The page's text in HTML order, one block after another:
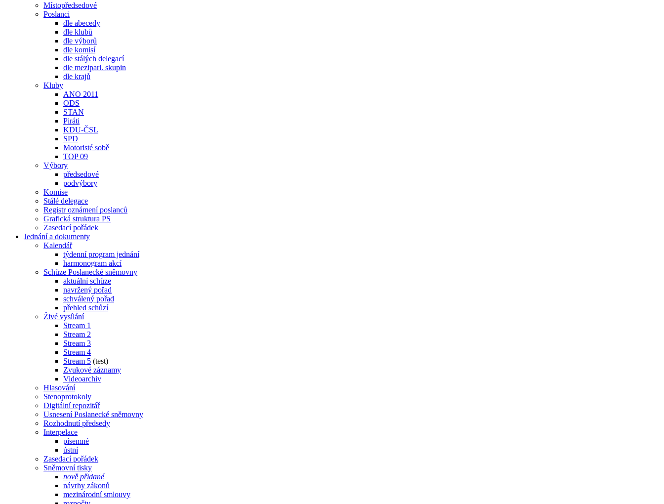
Místopředsedové
Poslanci
dle abecedy
dle klubů
dle výborů
dle komisí
dle stálých delegací
dle meziparl. skupin
dle krajů
Kluby
ANO 2011
ODS
STAN
Piráti
KDU-ČSL
SPD
Motoristé sobě
TOP 09
Výbory
předsedové
podvýbory
Komise
Stálé delegace
Registr oznámení poslanců
Grafická struktura PS
Zasedací pořádek
Jednání a dokumenty
Kalendář
týdenní program jednání
harmonogram akcí
Schůze Poslanecké sněmovny
aktuální schůze
navržený pořad
schválený pořad
přehled schůzí
Živé vysílání
Stream 1
Stream 2
Stream 3
Stream 4
Stream 5 (test)
Zvukové záznamy
Videoarchiv
Hlasování
Stenoprotokoly
Digitální repozitář
Usnesení Poslanecké sněmovny
Rozhodnutí předsedy
Interpelace
písemné
ústní
Zasedací pořádek
Sněmovní tisky
nově přidané
návrhy zákonů
mezinárodní smlouvy